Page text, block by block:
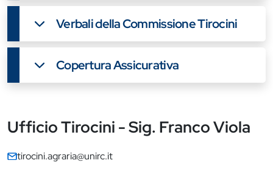
Contatti
Ufficio Tirocini - Sig. Franco Viola
Contatti
tirocini.agraria@unirc.it
Verbali della Commissione Tirocini
Copertura Assicurativa